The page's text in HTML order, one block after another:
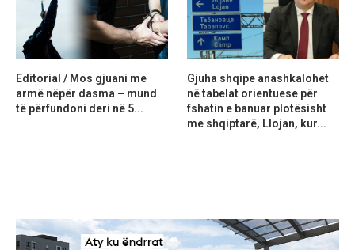
Editorial / Mos gjuani me
armë nëpër dasma – mund
të përfundoni deri në 5...
Gjuha shqipe anashkalohet
në tabelat orientuese për
fshatin e banuar plotësisht
me shqiptarë, Llojan, kur...